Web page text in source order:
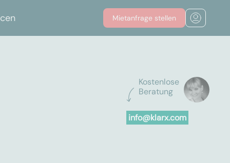
Mietanfrage stellen
Kostenlose
Beratung
info@klarx.com